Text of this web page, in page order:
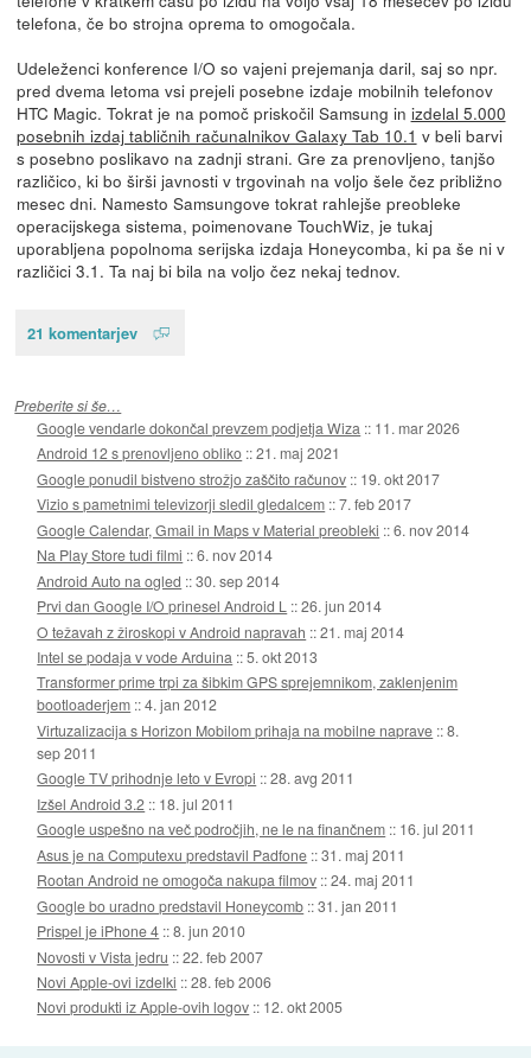
telefona, če bo strojna oprema to omogočala.
Udeleženci konference I/O so vajeni prejemanja daril, saj so npr.
pred dvema letoma vsi prejeli posebne izdaje mobilnih telefonov
HTC Magic. Tokrat je na pomoč priskočil Samsung in izdelal 5.000
posebnih izdaj tabličnih računalnikov Galaxy Tab 10.1 v beli barvi
s posebno poslikavo na zadnji strani. Gre za prenovljeno, tanjšo
različico, ki bo širši javnosti v trgovinah na voljo šele čez približno
mesec dni. Namesto Samsungove tokrat rahlejše preobleke
operacijskega sistema, poimenovane TouchWiz, je tukaj
uporabljena popolnoma serijska izdaja Honeycomba, ki pa še ni v
različici 3.1. Ta naj bi bila na voljo čez nekaj tednov.
21 komentarjev
Preberite si še…
Google vendarle dokončal prevzem podjetja Wiza :: 11. mar 2026
Android 12 s prenovljeno obliko ::21. maj 2021
Google ponudil bistveno strožjo zaščito računov :: 19. okt 2017
Vizio s pametnimi televizorji sledil gledalcem ::7. feb 2017
Google Calendar, Gmail in Maps v Material preobleki ::6. nov 2014
Na Play Store tudi filmi ::6. nov 2014
Android Auto na ogled ::30. sep 2014
Prvi dan Google I/O prinesel Android L ::26. jun 2014
O težavah z žiroskopi v Android napravah ::21. maj 2014
Intel se podaja v vode Arduina ::5. okt 2013
Transformer prime trpi za šibkim GPS sprejemnikom, zaklenjenim
bootloaderjem ::4. jan 2012
Virtuzalizacija s Horizon Mobilom prihaja na mobilne naprave ::8.
sep 2011
Google TV prihodnje leto v Evropi ::28. avg 2011
Izšel Android 3.2 :: 18. jul 2011
Google uspešno na več področjih, ne le na finančnem :: 16. jul 2011
Asus je na Computexu predstavil Padfone ::31. maj 2011
Rootan Android ne omogoča nakupa filmov ::24. maj 2011
Google bo uradno predstavil Honeycomb ::31. jan 2011
Prispel je iPhone 4 ::8. jun 2010
Novosti v Vista jedru ::22. feb 2007
Novi Apple-ovi izdelki ::28. feb 2006
Novi produkti iz Apple-ovih logov :: 12. okt 2005